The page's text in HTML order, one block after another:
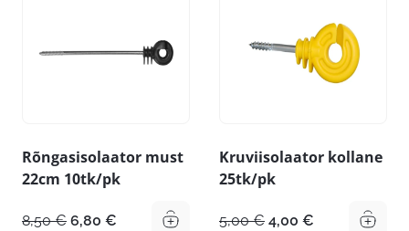
Rõngasisolaator must
22cm 10tk/pk
8,50€ Algne
6,80 € Praegune
Kruviisolaator kollane
25tk/pk
5,00€ Algne
4,00 € Praegune